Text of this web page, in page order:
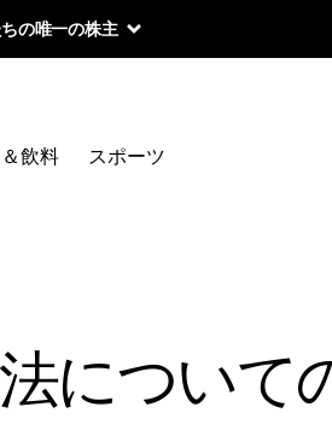
の唯一の株主
飲料 スポーツ
について